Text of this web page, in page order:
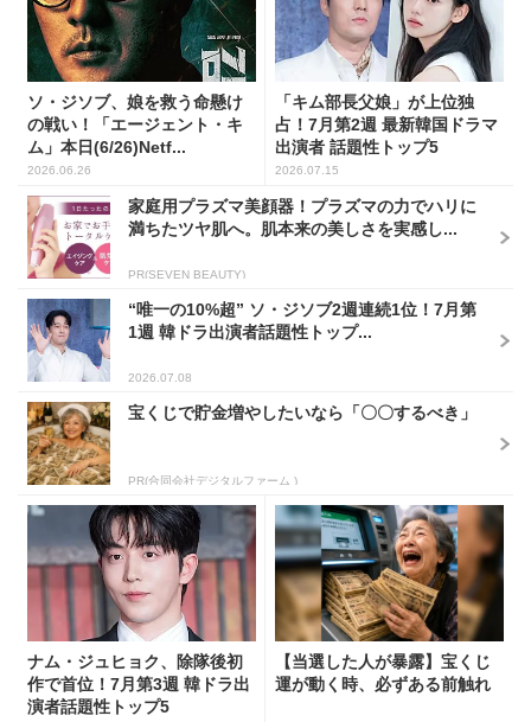
ソ・ジソブ、娘を救う命懸け
の戦い！「エージェント・キ
ム」本日(6/26)Netf...
2026.06.26
「キム部長父娘」が上位独
占！7月第2週 最新韓国ドラマ
出演者 話題性トップ5
2026.07.15
家庭用プラズマ美顔器！プラズマの力でハリに
満ちたツヤ肌へ。肌本来の美しさを実感し...
PR(SEVEN BEAUTY)
“唯一の10%超” ソ・ジソブ2週連続1位！7月第
1週 韓ドラ出演者話題性トップ...
2026.07.08
宝くじで貯金増やしたいなら「〇〇するべき」
PR(合同会社デジタルファーム )
ナム・ジュヒョク、除隊後初
作で首位！7月第3週 韓ドラ出
演者話題性トップ5
【当選した人が暴露】宝くじ
運が動く時、必ずある前触れ